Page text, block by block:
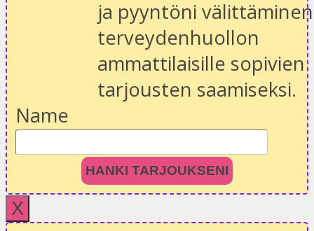
ja pyyntöni välittäminen
terveydenhuollon
ammattilaisille sopivien
tarjousten saamiseksi.
Name
HANKI TARJOUKSENI
X